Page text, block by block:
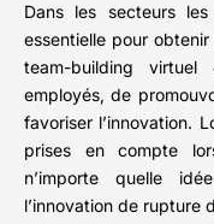
Dans les secteurs les
essentielle pour
team-building
employés, de
favoriser l’innovation.
prises en compte
n’importe quelle
l’innovation de rupture